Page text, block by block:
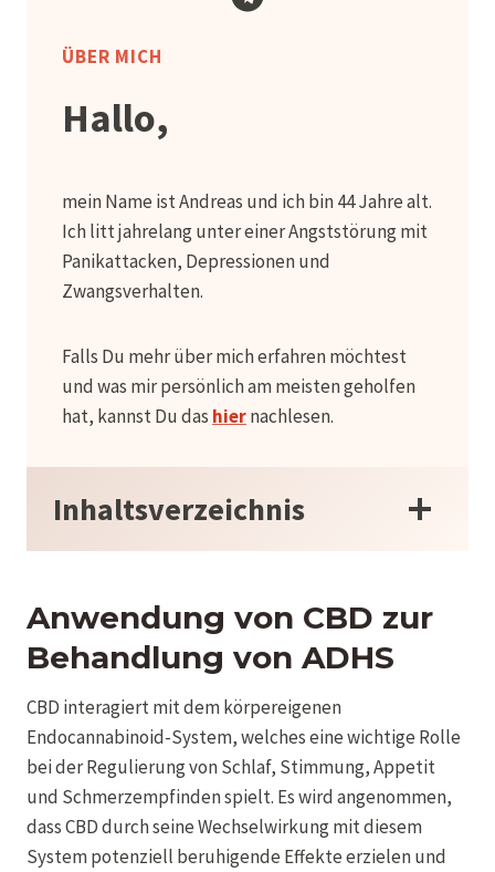
ÜBER MICH
Hallo,
mein Name ist Andreas und ich bin 44 Jahre alt.
Ich litt jahrelang unter einer Angststörung mit
Panikattacken, Depressionen und
Zwangsverhalten.
Falls Du mehr über mich erfahren möchtest
und was mir persönlich am meisten geholfen
hat, kannst Du das hiernachlesen.
Inhaltsverzeichnis
Anwendung von CBD zur
Behandlung von ADHS
CBD interagiert mit dem körpereigenen
Endocannabinoid-System, welches eine wichtige Rolle
bei der Regulierung von Schlaf, Stimmung, Appetit
und Schmerzempfinden spielt. Es wird angenommen,
dass CBD durch seine Wechselwirkung mit diesem
System potenziell beruhigende Effekte erzielen und